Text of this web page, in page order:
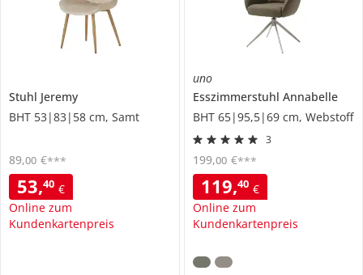
Stuhl Jeremy
BHT 53|83|58 cm, Samt
53,40 €
Online zum
Kundenkartenpreis
89,00 €***
uno
Esszimmerstuhl Annabelle
BHT 65|95,5|69 cm, Webstoff
3
119,40 €
Online zum
Kundenkartenpreis
199,00 €***